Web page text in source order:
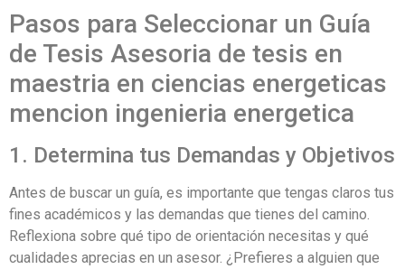
Pasos para Seleccionar un Guía
de Tesis Asesoria de tesis en
maestria en ciencias energeticas
mencion ingenieria energetica
1. Determina tus Demandas y Objetivos
Antes de buscar un guía, es importante que tengas claros tus
fines académicos y las demandas que tienes del camino.
Reflexiona sobre qué tipo de orientación necesitas y qué
cualidades aprecias en un asesor. ¿Prefieres a alguien que